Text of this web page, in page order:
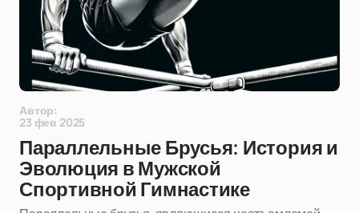
Автор:
23 фев 2025
Параллельные Брусья: История и
Эволюция в Мужской
Спортивной Гимнастике